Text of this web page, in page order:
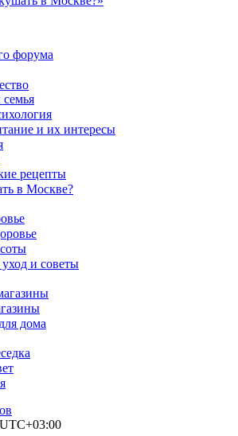
форума
и их интересы
рецепты
в Москве?
и советы
дома
UTC+03:00